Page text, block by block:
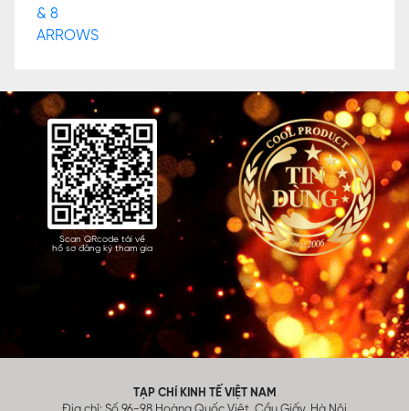
Scan QRcode tải về
hồ sơ đăng ký tham gia
TẠP CHÍ KINH TẾ VIỆT NAM